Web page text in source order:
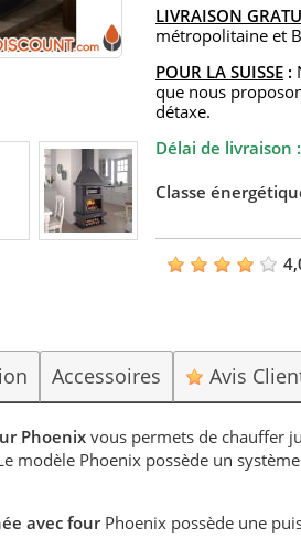
LIVRAISON
métropolitaine et
POUR LA SUISSE :
que nous
détaxe.
Délai de livraison
Classe
Accessoires Avis
Phoenixvous permets de chauffer
modèle Phoenix possède un
avec fourPhoenix possède une